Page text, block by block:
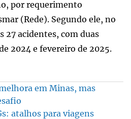
por requerimento
(Rede). Segundo ele, no
27 acidentes, com duas
2024 e fevereiro de 2025.
em Minas, mas
atalhos para viagens